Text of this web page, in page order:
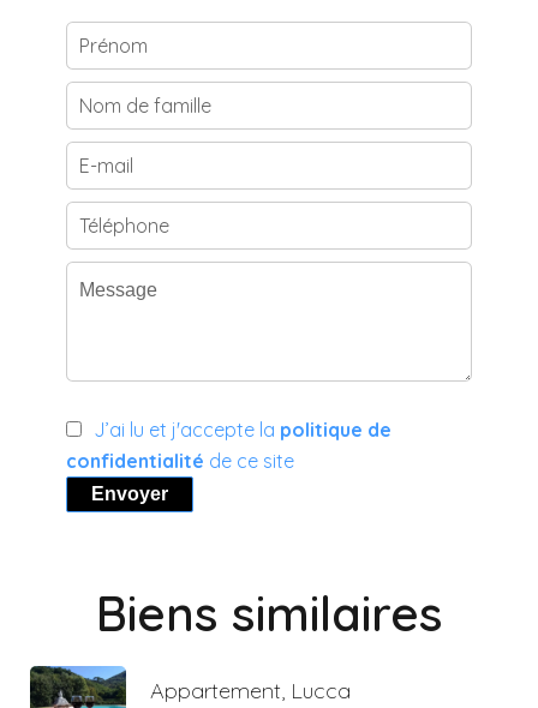
J’ai lu et j'accepte la politique de
confidentialité de ce site
Envoyer
Biens similaires
Appartement, Lucca